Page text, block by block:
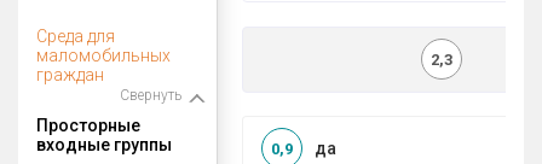
Среда для
маломобильных
граждан
Свернуть
2,3
Просторные
входные группы
да
0,9